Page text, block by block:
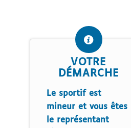
VOTRE
DÉMARCHE
Le sportif est
mineur et vous êtes
le représentant